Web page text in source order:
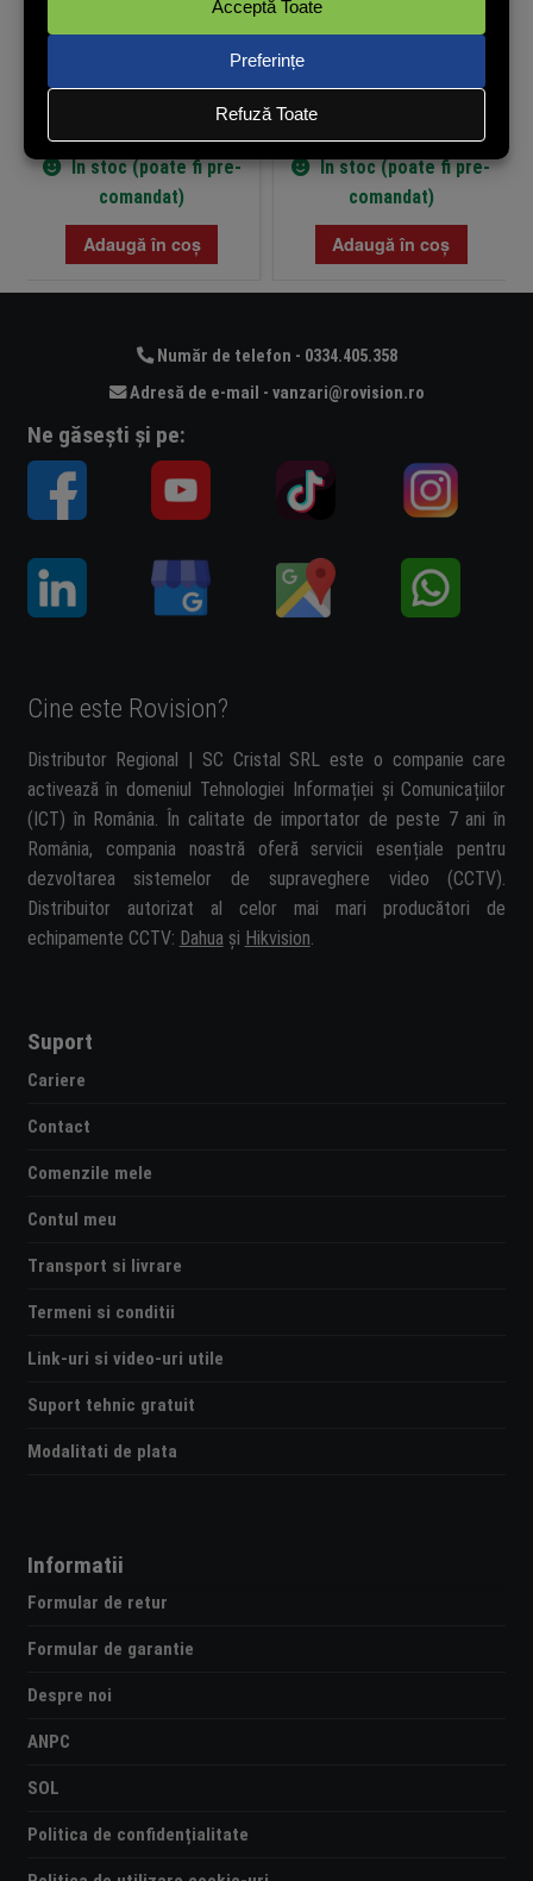
(cu TVA)
În stoc (poate fi pre-
comandat)
Adaugă în coș
(cu TVA)
În stoc (poate fi pre-
comandat)
Adaugă în coș
Număr de telefon - 0334.405.358
Adresă de e-mail - vanzari@rovision.ro
Ne găsești și pe:
Cine este Rovision?
Distributor Regional | SC Cristal SRL este o companie care
activează în domeniul Tehnologiei Informației și Comunicațiilor
(ICT) în România. În calitate de importator de peste 7 ani în
România, compania noastră oferă servicii esențiale pentru
dezvoltarea sistemelor de supraveghere video (CCTV).
Distribuitor autorizat al celor mai mari producători de
echipamente CCTV: Dahua și Hikvision.
Suport
Cariere
Contact
Comenzile mele
Contul meu
Transport si livrare
Termeni si conditii
Link-uri si video-uri utile
Suport tehnic gratuit
Modalitati de plata
Informatii
Formular de retur
Formular de garantie
Despre noi
ANPC
SOL
Politica de confidențialitate